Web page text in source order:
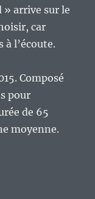
» arrive sur le
car
à l’écoute.
Composé
pour
de 65
moyenne.